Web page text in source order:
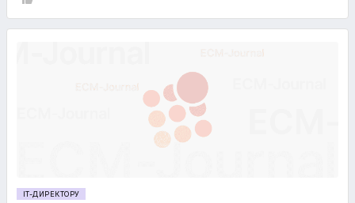
IT-ДИРЕКТОРУ